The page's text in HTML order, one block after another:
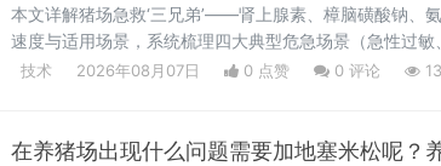
本文详解猪场急救‘三兄弟’——肾上腺素、樟脑磺酸钠、
速度与适用场景，系统梳理四大典型危急场景（急性过敏
难、中暑/咬架休克）下的科学用药顺序、剂量方案及致命
技术 2026年08月07日 0 点赞 0 评论
在养猪场出现什么问题需要加地塞米松呢？